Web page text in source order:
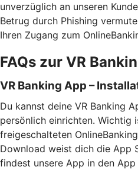
unverzüglich an unseren
Betrug durch Phishing
Ihren Zugang zum
FAQs zur VR
VR Banking App –
Du kannst deine VR Banking
persönlich einrichten. Wichtig
freigeschalteten
Download weist dich die App
findest unsere App in den